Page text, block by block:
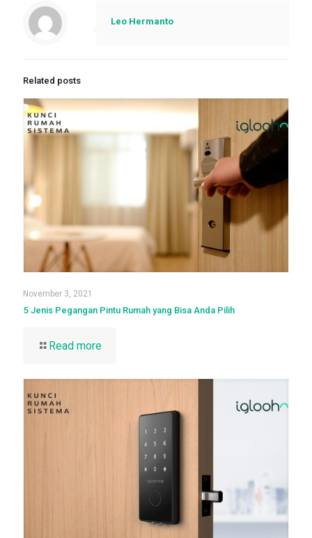
Leo Hermanto
Related posts
November 3, 2021
5 Jenis Pegangan Pintu Rumah yang Bisa Anda Pilih
Read more